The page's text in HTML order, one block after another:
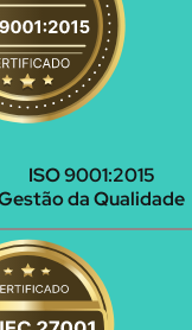
ISO 9001:2015
da Qualidade